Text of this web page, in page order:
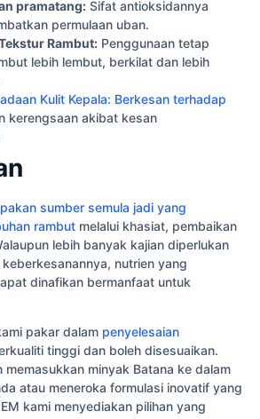
pramatang: Sifat antioksidannya
permulaan uban.
Rambut: Penggunaan tetap
lebih lembut, berkilat dan lebih
Kulit Kepala: Berkesan terhadap
kerengsaan akibat kesan
sumber semula jadi yang
rambut melalui khasiat, pembaikan
lebih banyak kajian diperlukan
nutrien yang
dinafikan bermanfaat untuk
pakar dalam penyelesaian
tinggi dan boleh disesuaikan.
memasukkan minyak Batana ke dalam
atau meneroka formulasi inovatif yang
kami menyediakan pilihan yang